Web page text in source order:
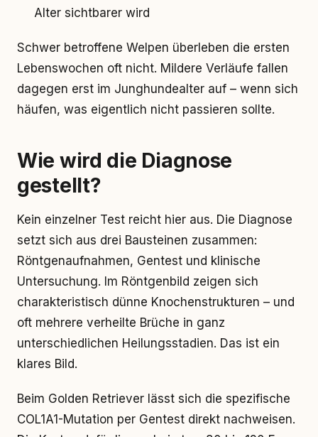
Alter sichtbarer wird
Schwer betroffene Welpen überleben die ersten
Lebenswochen oft nicht. Mildere Verläufe fallen
dagegen erst im Junghundealter auf – wenn sich
häufen, was eigentlich nicht passieren sollte.
Wie wird die Diagnose
gestellt?
Kein einzelner Test reicht hier aus. Die Diagnose
setzt sich aus drei Bausteinen zusammen:
Röntgenaufnahmen, Gentest und klinische
Untersuchung. Im Röntgenbild zeigen sich
charakteristisch dünne Knochenstrukturen – und
oft mehrere verheilte Brüche in ganz
unterschiedlichen Heilungsstadien. Das ist ein
klares Bild.
Beim Golden Retriever lässt sich die spezifische
COL1A1-Mutation per Gentest direkt nachweisen.